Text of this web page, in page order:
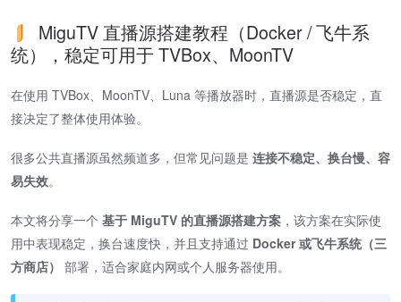
MiguTV 直播源搭建教程（Docker / 飞牛系
统），稳定可用于 TVBox、MoonTV
在使用 TVBox、MoonTV、Luna 等播放器时，直播源是否稳定，直
接决定了整体使用体验。
很多公共直播源虽然频道多，但常见问题是 连接不稳定、换台慢、容
易失效。
本文将分享一个 基于 MiguTV 的直播源搭建方案 ，该方案在实际使
用中表现稳定，换台速度快，并且支持通过 Docker 或飞牛系统（三
方商店） 部署，适合家庭内网或个人服务器使用。